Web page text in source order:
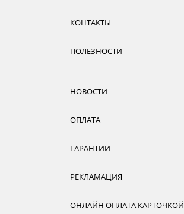
КОНТАКТЫ
ПОЛЕЗНОСТИ
НОВОСТИ
ОПЛАТА
ГАРАНТИИ
РЕКЛАМАЦИЯ
ОНЛАЙН ОПЛАТА КАРТОЧКОЙ